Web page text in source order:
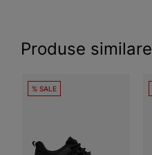
Produse similare
% SALE